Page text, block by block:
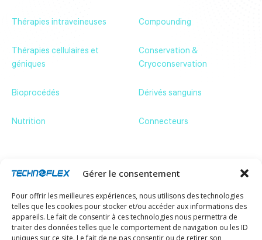
Gérer le consentement
Pour offrir les meilleures expériences, nous utilisons des technologies
telles que les cookies pour stocker et/ou accéder aux informations des
appareils. Le fait de consentir à ces technologies nous permettra de
traiter des données telles que le comportement de navigation ou les ID
uniques sur ce site. Le fait de ne pas consentir ou de retirer son
Thérapies intraveineuses
Compounding
Thérapies cellulaires et
géniques
Conservation &
Cryoconservation
Bioprocédés Dérivés sanguins
Nutrition
Connecteurs
communication@technoflex.net
Abonnez-vous à notre newsletter pour rester
informé de nos actualités.
Email